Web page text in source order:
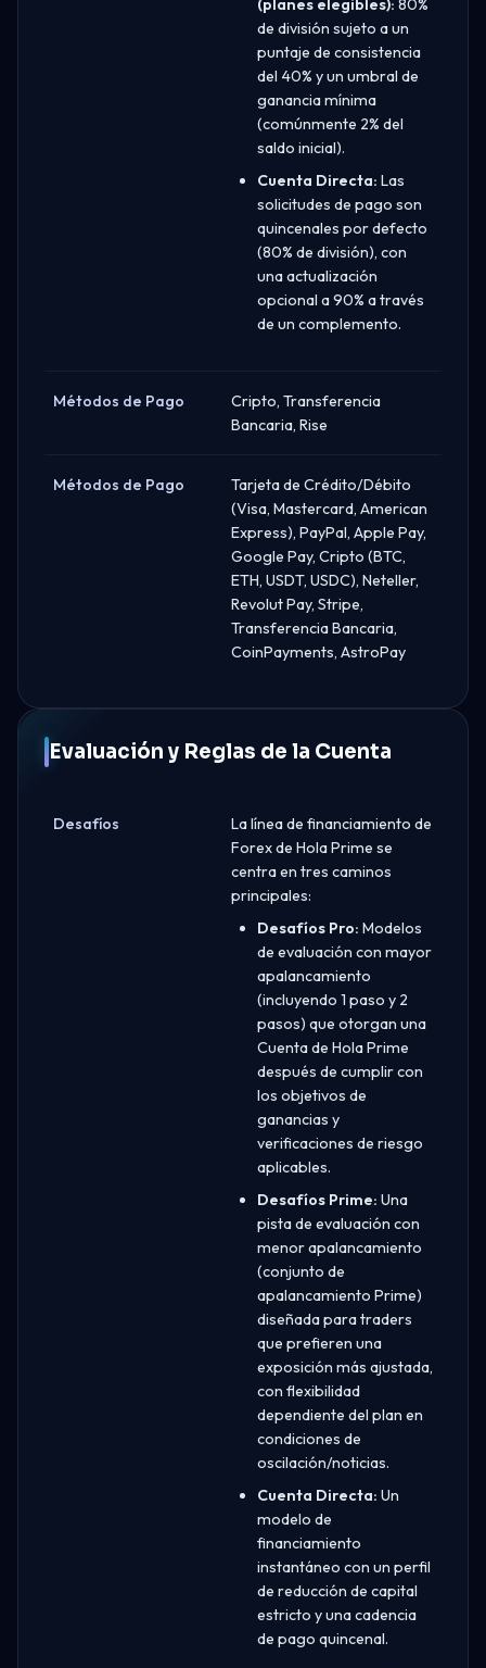
de división sujeto a un
puntaje de consistencia
del 40% y un umbral de
ganancia mínima
(comúnmente 2% del
saldo inicial).
Cuenta Directa: Las
solicitudes de pago son
quincenales por defecto
(80% de división), con
una actualización
opcional a 90% a través
de un complemento.
Métodos de Pago
Cripto, Transferencia
Bancaria, Rise
Métodos de Pago
Tarjeta de Crédito/Débito
(Visa, Mastercard, American
Express), PayPal, Apple Pay,
Google Pay, Cripto (BTC,
ETH, USDT, USDC), Neteller,
Revolut Pay, Stripe,
Transferencia Bancaria,
CoinPayments, AstroPay
Evaluación y Reglas de la Cuenta
Desafíos
La línea de financiamiento de
Forex de Hola Prime se
centra en tres caminos
principales:
Desafíos Pro: Modelos
de evaluación con mayor
apalancamiento
(incluyendo 1 paso y 2
pasos) que otorgan una
Cuenta de Hola Prime
después de cumplir con
los objetivos de
ganancias y
verificaciones de riesgo
aplicables.
Desafíos Prime: Una
pista de evaluación con
menor apalancamiento
(conjunto de
apalancamiento Prime)
diseñada para traders
que prefieren una
exposición más ajustada,
con flexibilidad
dependiente del plan en
condiciones de
oscilación/noticias.
Cuenta Directa: Un
modelo de
financiamiento
instantáneo con un perfil
de reducción de capital
estricto y una cadencia
de pago quincenal.